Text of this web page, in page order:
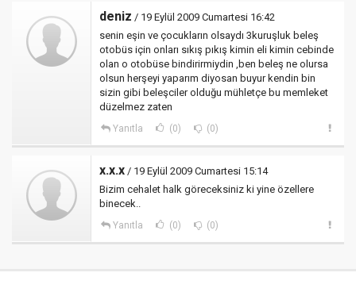
deniz / 19 Eylül 2009 Cumartesi 16:42
senin eşin ve çocukların olsaydı 3kuruşluk beleş
otobüs için onları sıkış pıkış kimin eli kimin cebinde
olan o otobüse bindirirmiydin ,ben beleş ne olursa
olsun herşeyi yaparım diyosan buyur kendin bin
sizin gibi beleşciler olduğu mühletçe bu memleket
düzelmez zaten
Yanıtla (0) (0)
x.x.x / 19 Eylül 2009 Cumartesi 15:14
Bizim cehalet halk göreceksiniz ki yine özellere
binecek..
Yanıtla (0) (0)